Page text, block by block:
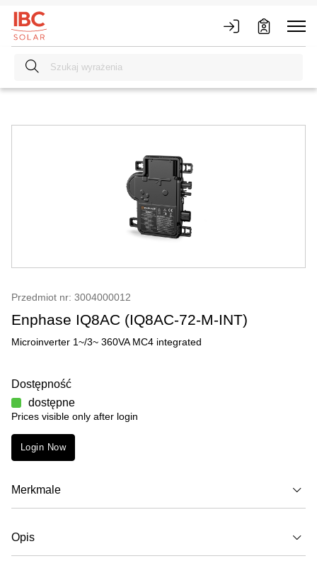
Przedmiot nr: 3004000012
Enphase IQ8AC (IQ8AC-72-M-INT)
Microinverter 1~/3~ 360VA MC4 integrated
Dostępność
dostępne
Prices visible only after login
Login Now
Merkmale
Opis